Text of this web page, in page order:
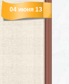
04 июня 13